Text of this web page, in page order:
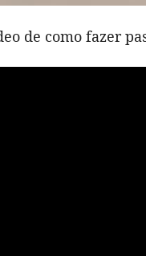
de como fazer